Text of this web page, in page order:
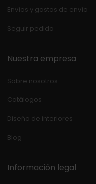
Envíos y gastos de envío
Seguir pedido
Nuestra empresa
Sobre nosotros
Catálogos
Diseño de interiores
Blog
Información legal